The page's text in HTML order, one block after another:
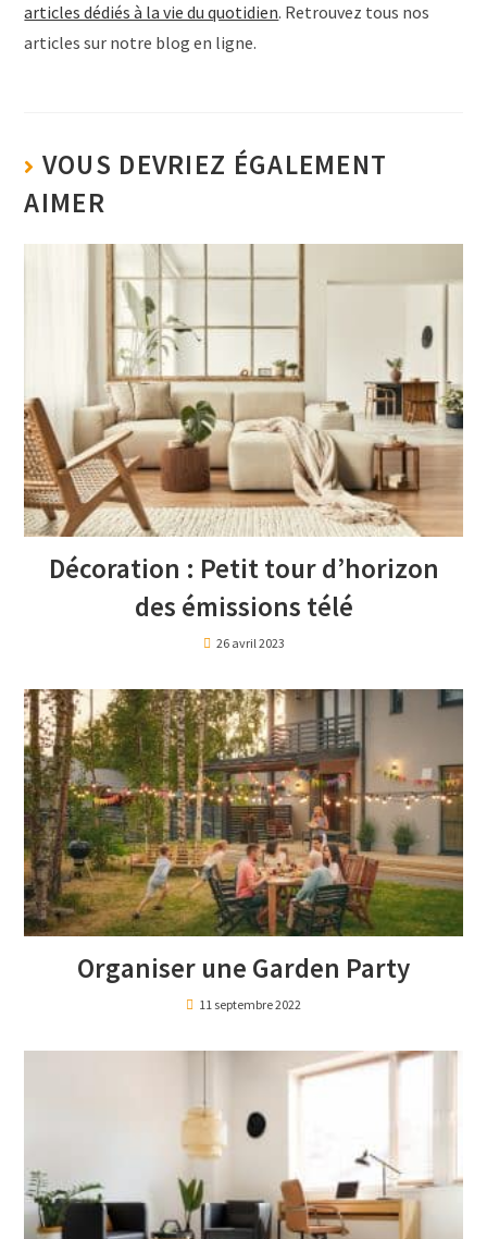
articles dédiés à la vie du quotidien. Retrouvez tous nos
articles sur notre blog en ligne.
VOUS DEVRIEZ ÉGALEMENT
AIMER
Décoration : Petit tour d’horizon
des émissions télé
26 avril 2023
Organiser une Garden Party
11 septembre 2022